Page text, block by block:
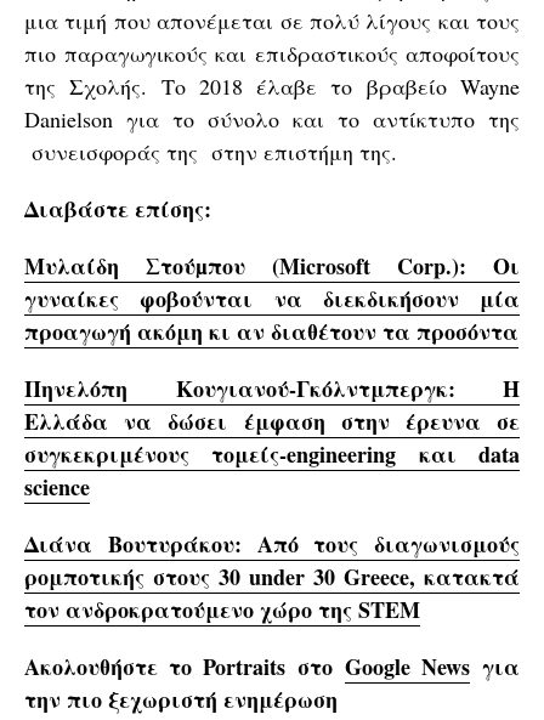
μια τιμή που απονέμεται σε πολύ λίγους και τους
πιο παραγωγικούς και επιδραστικούς αποφοίτους
της Σχολής. Το 2018 έλαβε το βραβείο Wayne
Danielson για το σύνολο και το αντίκτυπο της
συνεισφοράς της στην επιστήμη της.
Διαβάστε επίσης:
Μυλαίδη Στούµπου (Microsoft Corp.): Οι
γυναίκες φοβούνται να διεκδικήσουν μία
προαγωγή ακόμη κι αν διαθέτουν τα προσόντα
Πηνελόπη Κουγιανού-Γκόλντμπεργκ: Η
Ελλάδα να δώσει έμφαση στην έρευνα σε
συγκεκριμένους τομείς-engineering και data
science
Διάνα Βουτυράκου: Από τους διαγωνισμούς
ρομποτικής στους 30 under 30 Greece, κατακτά
τον ανδροκρατούμενο χώρο της STEM
Ακολουθήστε το Portraits στο Google Newsγια
την πιο ξεχωριστή ενημέρωση